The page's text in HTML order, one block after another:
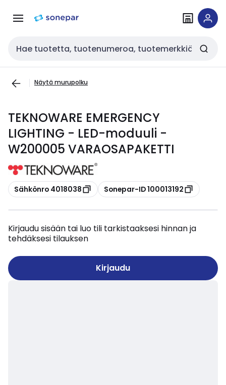
navigointiinsisältöön
Haku
Näytä murupolku
TEKNOWARE EMERGENCY
LIGHTING - LED-moduuli -
W200005 VARAOSAPAKETTI
Kopioi
Sähkönro 4018038 Kopioi
Sonepar-ID 100013192
Kirjaudu sisään tai luo tili tarkistaaksesi hinnan ja
tehdäksesi tilauksen
Kirjaudu